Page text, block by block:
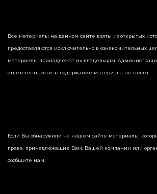
Все материалы на данном сайте взяты из открытых
предоставляются исключительно в ознакомительных
материалы принадлежат их владельцам.
ответственности за содержание материала не несет.
Если Вы обнаружили на нашем сайте материалы,
права, принадлежащие Вам, Вашей компании или
сообщите нам.